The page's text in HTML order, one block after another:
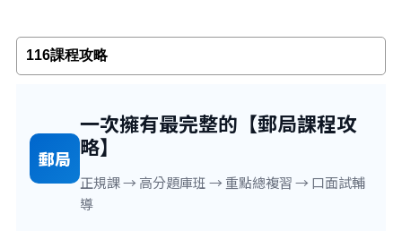
116課程攻略
郵局
一次擁有最完整的【郵局課程攻
略】
正規課 → 高分題庫班 → 重點總複習 → 口面試輔
導